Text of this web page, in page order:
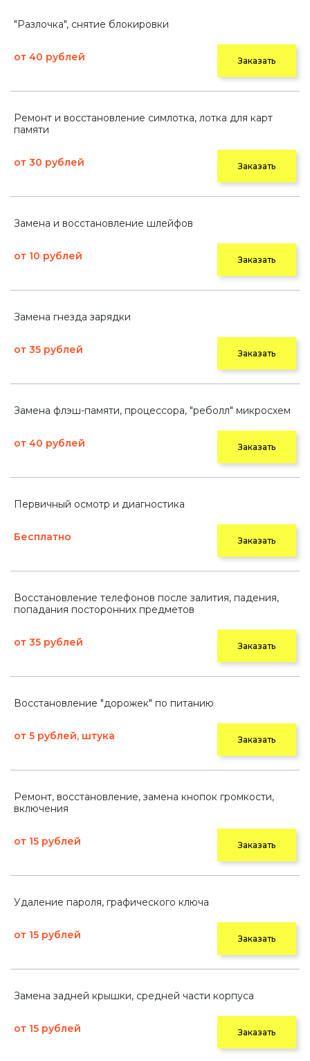
"Разлочка", снятие блокировки
от 40 рублей Заказать
Ремонт и восстановление симлотка, лотка для карт
памяти
от 30 рублей Заказать
Замена и восстановление шлейфов
от 10 рублей Заказать
Замена гнезда зарядки
от 35 рублей Заказать
Замена флэш-памяти, процессора, "реболл" микросхем
от 40 рублей Заказать
Первичный осмотр и диагностика
Бесплатно Заказать
Восстановление телефонов после залития, падения,
попадания посторонних предметов
от 35 рублей Заказать
Восстановление "дорожек" по питанию
от 5 рублей, штука Заказать
Ремонт, восстановление, замена кнопок громкости,
включения
от 15 рублей Заказать
Удаление пароля, графического ключа
от 15 рублей Заказать
Замена задней крышки, средней части корпуса
от 15 рублей Заказать